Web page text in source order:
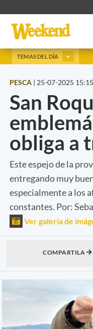
TEMAS DEL DÍA
PESCA | 25-07-2025 15:15
San
obliga a
Este espejo de la
entregando muy
especialmente a los
constantes. Por:
Ver galería de
COMPARTILA